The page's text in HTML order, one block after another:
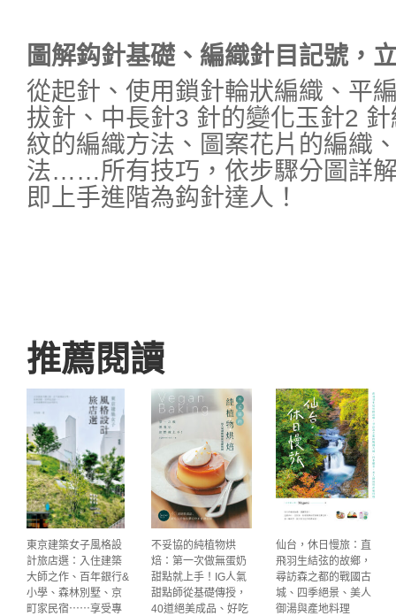
圖解鈎針基礎、編織針目記號，
從起針、使用鎖針輪狀編織、平
拔針、中長針3 針的變化玉針2
紋的編織方法、圖案花片的編織
法……所有技巧，依步驟分圖詳
即上手進階為鈎針達人！
推薦閱讀
東京建築女子風格設
計旅店選：入住建築
大師之作、百年銀行&
小學、森林別墅、京
町家民宿⋯⋯享受專
不妥協的純植物烘
焙：第一次做無蛋奶
甜點就上手！IG人氣
甜點師從基礎傳授，
40道絕美成品、好吃
仙台，休日慢旅：直
飛羽生結弦的故鄉，
尋訪森之都的戰國古
城、四季絕景、美人
御湯與產地料理